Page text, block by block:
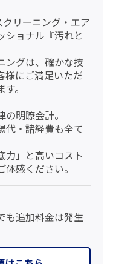
リーニング・エア
ショナル『汚れと
ングは、確かな技
様にご満足いただ
。
明瞭会計。
代・諸経費も全て
力」と高いコスト
感ください。
も追加料金は発生